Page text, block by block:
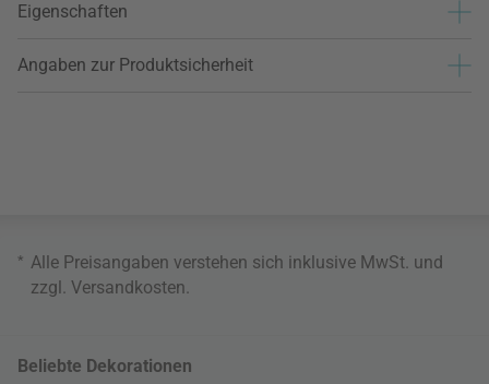
Eigenschaften
Angaben zur Produktsicherheit
* Alle Preisangaben verstehen sich inklusive MwSt. und
zzgl. Versandkosten
Beliebte Dekorationen